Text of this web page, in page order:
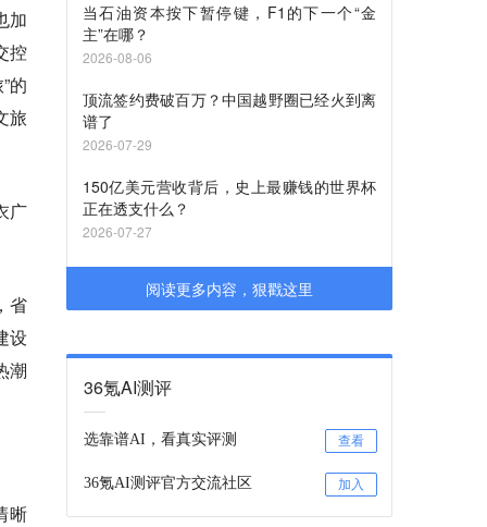
加
控
的
旅
广
省
设
潮
晰
当石油资本按下暂停键，F1的下一个“金
主”在哪？
2026-08-06
顶流签约费破百万？中国越野圈已经火到离
谱了
2026-07-29
150亿美元营收背后，史上最赚钱的世界杯
正在透支什么？
2026-07-27
阅读更多内容，狠戳这里
36氪AI测评
选靠谱AI，看真实评测 查看
36氪AI测评官方交流社区 加入